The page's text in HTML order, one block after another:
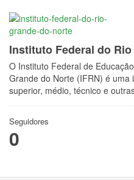
Instituto Federal do
O Instituto Federal de
Grande do Norte (IFRN) é uma
superior, médio, técnico e
Seguidores
0